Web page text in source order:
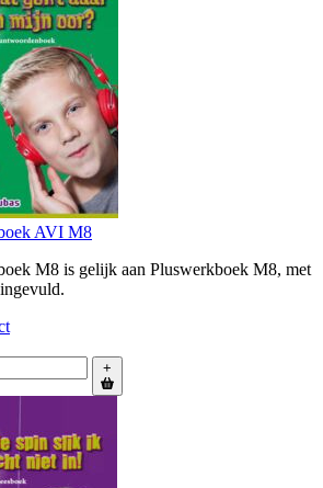
AVI M8
M8 is gelijk aan Pluswerkboek M8, met
+